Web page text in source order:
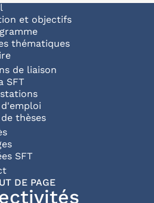
principale
et objectifs
thématiques
de liaison
SFT
thèses
SFT
page
DE PAGE